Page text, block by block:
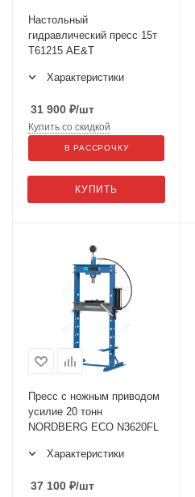
Настольный
гидравлический пресс 15т
T61215 AE&T
Характеристики
31 900 ₽/шт
КУПИТЬ
Купить со скидкой
В РАССРОЧКУ
Пресс с ножным приводом
усилие 20 тонн
NORDBERG ECO N3620FL
Характеристики
37 100 ₽/шт